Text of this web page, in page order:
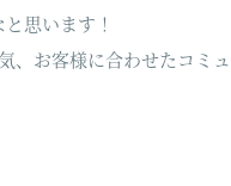
思います！
、お客様に合わせたコミュ